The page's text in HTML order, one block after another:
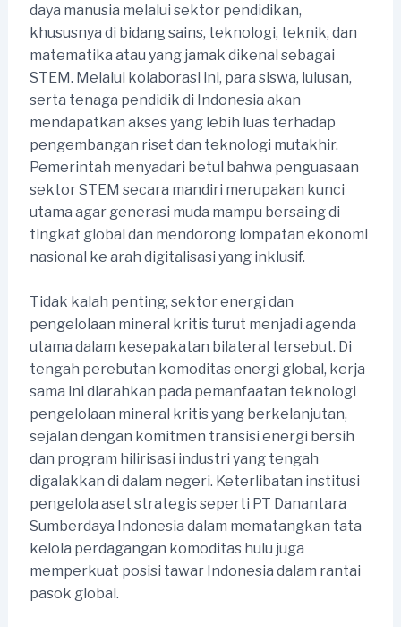
daya manusia melalui sektor pendidikan,
khususnya di bidang sains, teknologi, teknik, dan
matematika atau yang jamak dikenal sebagai
STEM. Melalui kolaborasi ini, para siswa, lulusan,
serta tenaga pendidik di Indonesia akan
mendapatkan akses yang lebih luas terhadap
pengembangan riset dan teknologi mutakhir.
Pemerintah menyadari betul bahwa penguasaan
sektor STEM secara mandiri merupakan kunci
utama agar generasi muda mampu bersaing di
tingkat global dan mendorong lompatan ekonomi
nasional ke arah digitalisasi yang inklusif.
Tidak kalah penting, sektor energi dan
pengelolaan mineral kritis turut menjadi agenda
utama dalam kesepakatan bilateral tersebut. Di
tengah perebutan komoditas energi global, kerja
sama ini diarahkan pada pemanfaatan teknologi
pengelolaan mineral kritis yang berkelanjutan,
sejalan dengan komitmen transisi energi bersih
dan program hilirisasi industri yang tengah
digalakkan di dalam negeri. Keterlibatan institusi
pengelola aset strategis seperti PT Danantara
Sumberdaya Indonesia dalam mematangkan tata
kelola perdagangan komoditas hulu juga
memperkuat posisi tawar Indonesia dalam rantai
pasok global.